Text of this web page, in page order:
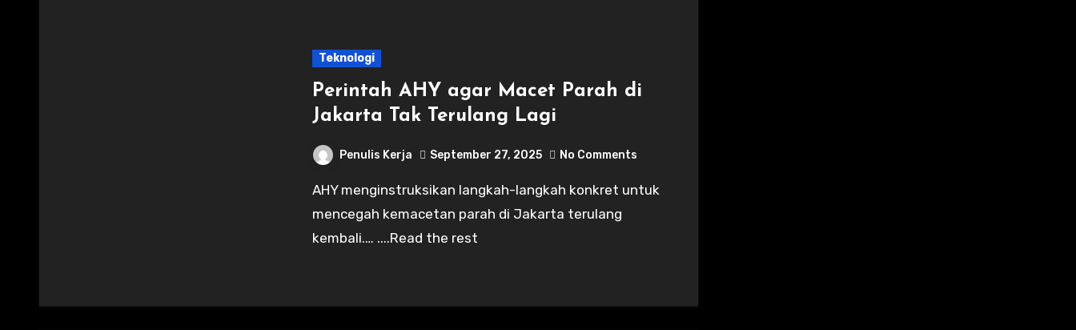
Teknologi
Perintah AHY agar Macet Parah di
Jakarta Tak Terulang Lagi
Penulis Kerja September 27, 2025 No Comments
AHY menginstruksikan langkah-langkah konkret untuk
mencegah kemacetan parah di Jakarta terulang
kembali.… ....Read the rest